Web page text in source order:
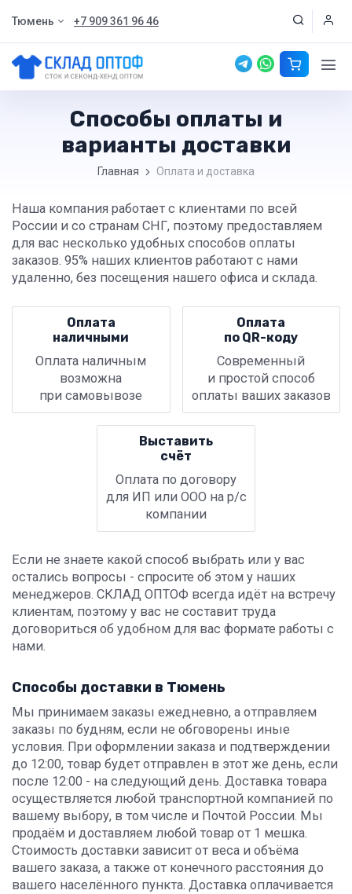
Тюмень +7 909 361 96 46
Способы оплаты и
варианты доставки
Главная Оплата и доставка
Наша компания работает с клиентами по всей
России и со странам СНГ, поэтому предоставляем
для вас несколько удобных способов оплаты
заказов. 95% наших клиентов работают с нами
удаленно, без посещения нашего офиса и склада.
Оплата
наличными
Оплата наличным
возможна
при самовывозе
Оплата
по QR-⁠коду
Современный
и простой способ
оплаты ваших заказов
Выставить
счёт
Оплата по договору
для ИП или ООО на р/с
компании
Если не знаете какой способ выбрать или у вас
остались вопросы - спросите об этом у наших
менеджеров. СКЛАД ОПТОФ всегда идёт на встречу
клиентам, поэтому у вас не составит труда
договориться об удобном для вас формате работы с
нами.
Способы доставки в Тюмень
Мы принимаем заказы ежедневно, а отправляем
заказы по будням, если не обговорены иные
условия. При оформлении заказа и подтверждении
до 12:00, товар будет отправлен в этот же день, если
после 12:00 - на следующий день. Доставка товара
осуществляется любой транспортной компанией по
вашему выбору, в том числе и Почтой России. Мы
продаём и доставляем любой товар от 1 мешка.
Стоимость доставки зависит от веса и объёма
вашего заказа, а также от конечного расстояния до
вашего населённого пункта. Доставка оплачивается